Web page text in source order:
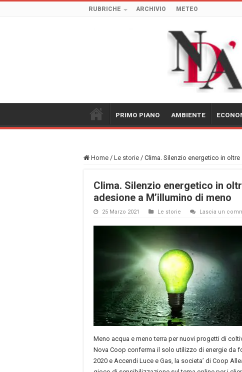
RUBRICHE ARCHIVIO METEO
PRIMO PIANO AMBIENTE
Home / Le storie / Clima. Silenzio energetico in
Clima. Silenzio energetico in
adesione a M’illumino di meno
25 Marzo 2021 Le storie Lascia un
Meno acqua e meno terra per nuovi progetti di
Nova Coop conferma il solo utilizzo di energie da
2020 e Accendi Luce e Gas, la societa’ di Coop